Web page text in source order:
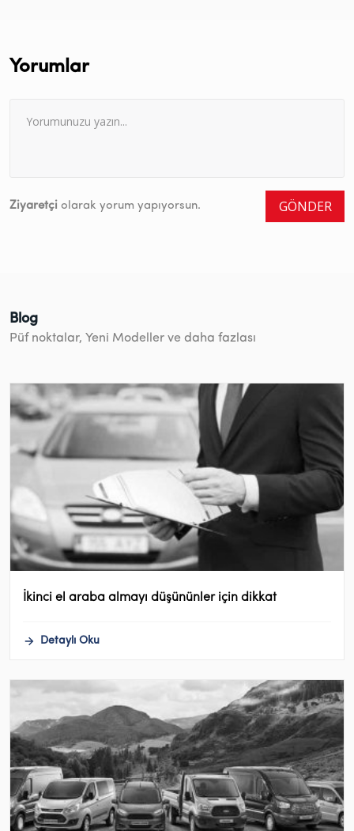
Yorumlar
Ziyaretçi olarak yorum yapıyorsun. GÖNDER
Blog
Püf noktalar, Yeni Modeller ve daha fazlası
İkinci el araba almayı düşününler için dikkat
Detaylı Oku